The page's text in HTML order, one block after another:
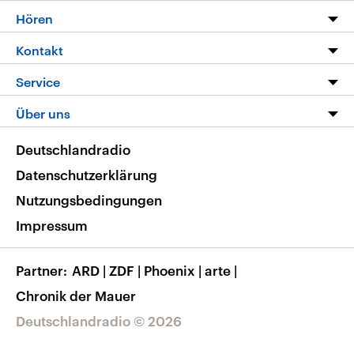
Programm
Die Nachrichten
Nachrichtenleicht
Neue Beiträge auf dlf.de
Hören
Livestream
Podcasts
Deutschlandfunk App
Nachrichten App
Frequenzen
Kontakt
Hörerservice
Service
FAQ
Veranstaltungen
Musikliste
RSS
Über uns
Barrierefreiheit
Deutschlandradio © 2026
Deutschlandradio
Datenschutzerklärung
Nutzungsbedingungen
Impressum
Partner ARD | ZDF | Phoenix | arte |
Chronik der Mauer